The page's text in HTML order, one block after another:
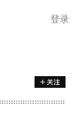
登录